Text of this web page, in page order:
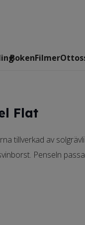
BokenFilmer
Flat
tillverkad av
Penseln